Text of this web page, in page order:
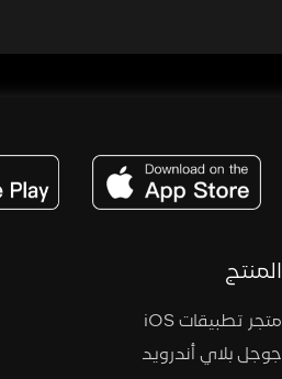
المنتج
متجر تطبيقات iOS
جوجل بلاي أندرويد